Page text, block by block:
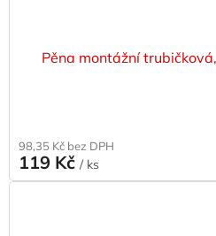
Pěna montážní
98,35 Kč bez DPH
119 Kč / ks